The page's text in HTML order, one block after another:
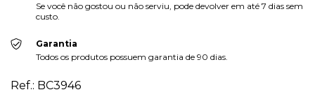
Se você não gostou ou não serviu, pode devolver em até 7 dias sem
custo.
Garantia
Todos os produtos possuem garantia de 90 dias.
Ref.: BC3946